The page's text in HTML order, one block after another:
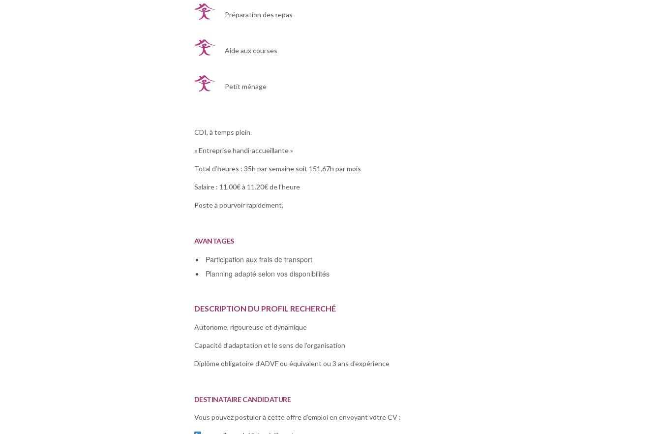
Préparation des repas
Aide aux courses
Petit ménage
CDI, à temps plein.
« Entreprise handi-accueillante »
Total d’heures : 35h par semaine soit 151,67h par mois
Salaire : 11.00€ à 11.20€ de l’heure
Poste à pourvoir rapidement.
AVANTAGES
Participation aux frais de transport
Planning adapté selon vos disponibilités
DESCRIPTION DU PROFIL RECHERCHÉ
Autonome, rigoureuse et dynamique
Capacité d’adaptation et le sens de l’organisation
Diplôme obligatoire d’ADVF ou équivalent ou 3 ans d’expérience
DESTINATAIRE CANDIDATURE
Vous pouvez postuler à cette offre d’emploi en envoyant votre CV :